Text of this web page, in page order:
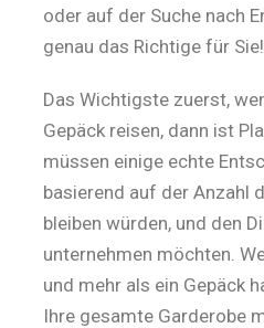
oder auf der Suche nach
genau das Richtige für Sie!
Das Wichtigste zuerst,
Gepäck reisen, dann ist
müssen einige echte
basierend auf der Anzahl
bleiben würden, und den
unternehmen möchten.
und mehr als ein Gepäck
Ihre gesamte Garderobe